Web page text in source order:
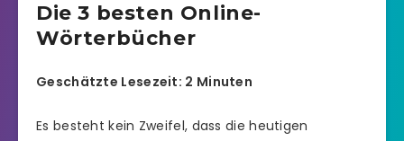
Die 3 besten Online-
Wörterbücher
Geschätzte Lesezeit: 2 Minuten
Es besteht kein Zweifel, dass die heutigen